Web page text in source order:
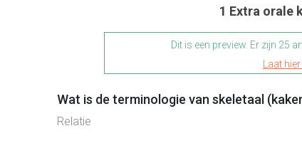
1 Extra orale
Dit is een preview. Er zijn 25
Laat
Wat is de terminologie van skeletaal
Relatie